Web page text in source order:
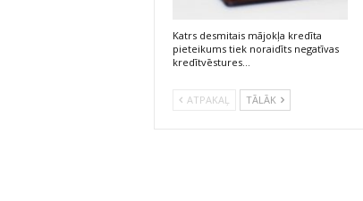
Katrs desmitais mājokļa kredīta
pieteikums tiek noraidīts negatīvas
kredītvēstures…
ATPAKAĻ TĀLĀK